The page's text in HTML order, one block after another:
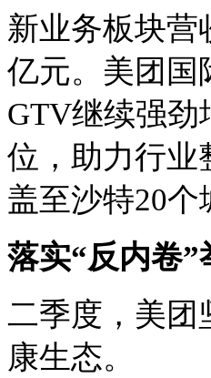
新业务板块营
亿元。美团国
GTV继续强劲
位，助力行业
盖至沙特20
落实“反内卷
二季度，美团
康生态。